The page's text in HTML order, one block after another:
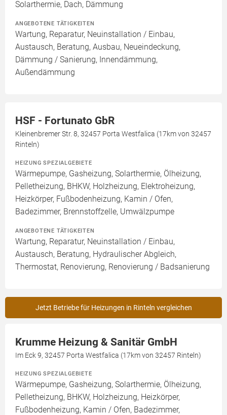
Solarthermie, Dach, Dämmung
ANGEBOTENE TÄTIGKEITEN
Wartung, Reparatur, Neuinstallation / Einbau,
Austausch, Beratung, Ausbau, Neueindeckung,
Dämmung / Sanierung, Innendämmung,
Außendämmung
HSF - Fortunato GbR
Kleinenbremer Str. 8, 32457 Porta Westfalica (17km von 32457
Rinteln)
HEIZUNG SPEZIALGEBIETE
Wärmepumpe, Gasheizung, Solarthermie, Ölheizung,
Pelletheizung, BHKW, Holzheizung, Elektroheizung,
Heizkörper, Fußbodenheizung, Kamin / Ofen,
Badezimmer, Brennstoffzelle, Umwälzpumpe
ANGEBOTENE TÄTIGKEITEN
Wartung, Reparatur, Neuinstallation / Einbau,
Austausch, Beratung, Hydraulischer Abgleich,
Thermostat, Renovierung, Renovierung / Badsanierung
Jetzt Betriebe für Heizungen in Rinteln vergleichen
Krumme Heizung & Sanitär GmbH
Im Eck 9, 32457 Porta Westfalica (17km von 32457 Rinteln)
HEIZUNG SPEZIALGEBIETE
Wärmepumpe, Gasheizung, Solarthermie, Ölheizung,
Pelletheizung, BHKW, Holzheizung, Heizkörper,
Fußbodenheizung, Kamin / Ofen, Badezimmer,